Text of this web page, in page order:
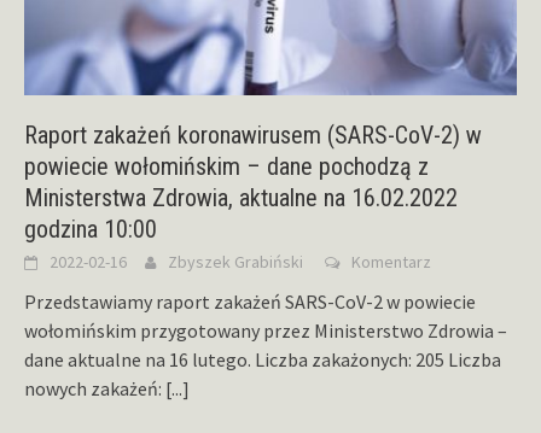
Raport zakażeń koronawirusem (SARS-CoV-2) w
powiecie wołomińskim – dane pochodzą z
Ministerstwa Zdrowia, aktualne na 16.02.2022
godzina 10:00
2022-02-16 Zbyszek Grabiński Komentarz
Przedstawiamy raport zakażeń SARS-CoV-2 w powiecie
wołomińskim przygotowany przez Ministerstwo Zdrowia –
dane aktualne na 16 lutego. Liczba zakażonych: 205 Liczba
nowych zakażeń: [...]